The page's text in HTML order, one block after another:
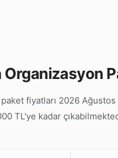
fiyatları 2026
TL'ye kadar